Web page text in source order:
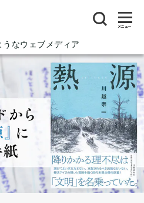
なウェブメディア
メニュー